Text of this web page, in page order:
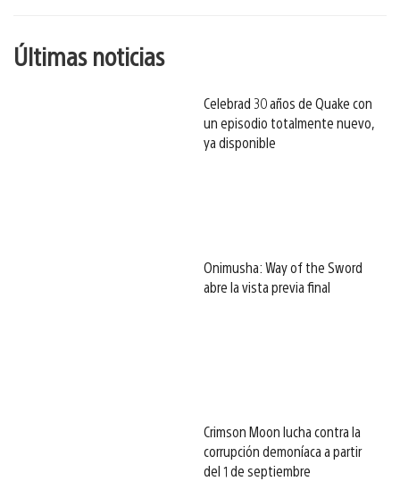
Últimas noticias
Celebrad 30 años de Quake con
un episodio totalmente nuevo,
ya disponible
Onimusha: Way of the Sword
abre la vista previa final
Crimson Moon lucha contra la
corrupción demoníaca a partir
del 1 de septiembre